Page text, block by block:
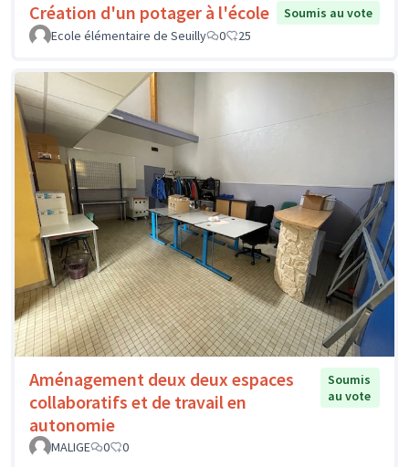
Création d'un potager à l'école
Soumis au vote
Ecole élémentaire de Seuilly
0 25
Aménagement deux deux espaces
collaboratifs et de travail en
autonomie
Soumis
au vote
MALIGE 0 0